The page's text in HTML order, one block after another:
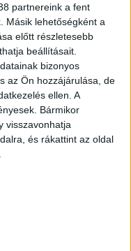
partnereink a fent
Másik lehetőségként a
előtt részletesebb
beállításait.
bizonyos
az Ön hozzájárulása, de
ellen. A
Bármikor
visszavonhatja
és rákattint az oldal
ÚJ
MAX DALA AZ
FILMHEZ